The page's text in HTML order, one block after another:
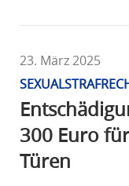
23. März 2025
300 Euro
Türen